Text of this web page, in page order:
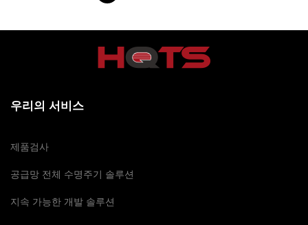
우리의 서비스
제품검사
공급망 전체 수명주기 솔루션
지속 가능한 개발 솔루션